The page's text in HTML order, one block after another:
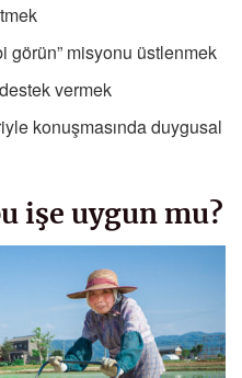
görün” misyonu üstlenmek
vermek
konuşmasında duygusal
işe uygun mu?